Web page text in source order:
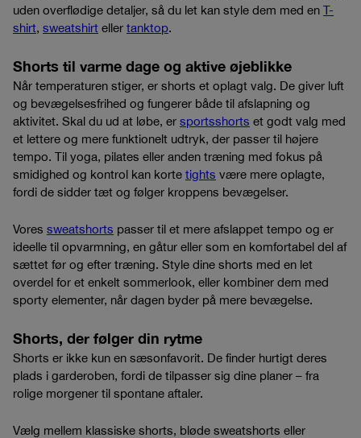
uden overflødige detaljer, så du let kan style dem med en T-
shirt, sweatshirt eller tanktop.
Shorts til varme dage og aktive øjeblikke
Når temperaturen stiger, er shorts et oplagt valg. De giver luft
og bevægelsesfrihed og fungerer både til afslapning og
aktivitet. Skal du ud at løbe, er sportsshorts et godt valg med
et lettere og mere funktionelt udtryk, der passer til højere
tempo. Til yoga, pilates eller anden træning med fokus på
smidighed og kontrol kan korte tights være mere oplagte,
fordi de sidder tæt og følger kroppens bevægelser.
Vores sweatshorts passer til et mere afslappet tempo og er
ideelle til opvarmning, en gåtur eller som en komfortabel del af
sættet før og efter træning. Style dine shorts med en let
overdel for et enkelt sommerlook, eller kombiner dem med
sporty elementer, når dagen byder på mere bevægelse.
Shorts, der følger din rytme
Shorts er ikke kun en sæsonfavorit. De finder hurtigt deres
plads i garderoben, fordi de tilpasser sig dine planer – fra
rolige morgener til spontane aftaler.
Vælg mellem klassiske shorts, bløde sweatshorts eller